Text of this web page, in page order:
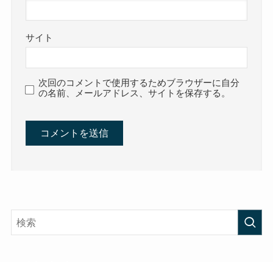
サイト
次回のコメントで使用するためブラウザーに自分
の名前、メールアドレス、サイトを保存する。